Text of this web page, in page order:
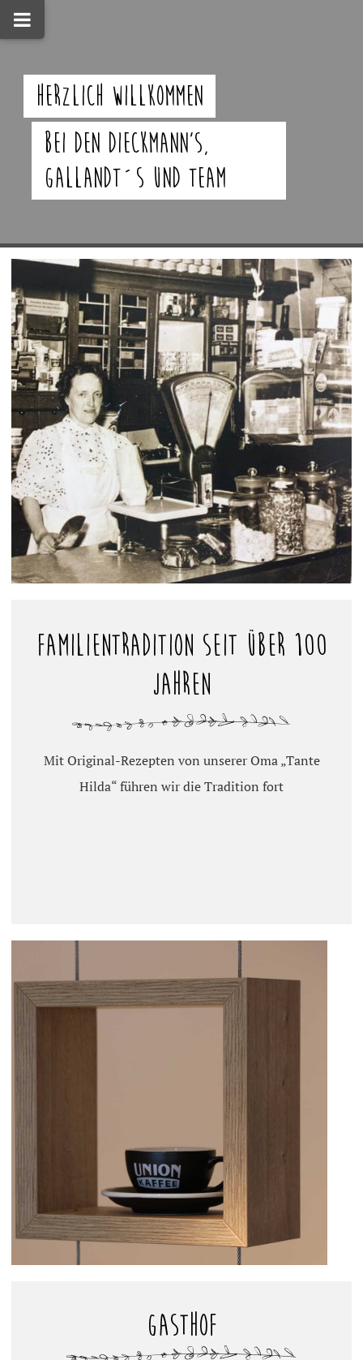
Herzlich willkommen
bei den Dieckmann's,
Gallandt´s und Team
Familientradition seit über 100
Jahren
Mit Original-Rezepten von unserer Oma „Tante
Hilda“ führen wir die Tradition fort
Gasthof